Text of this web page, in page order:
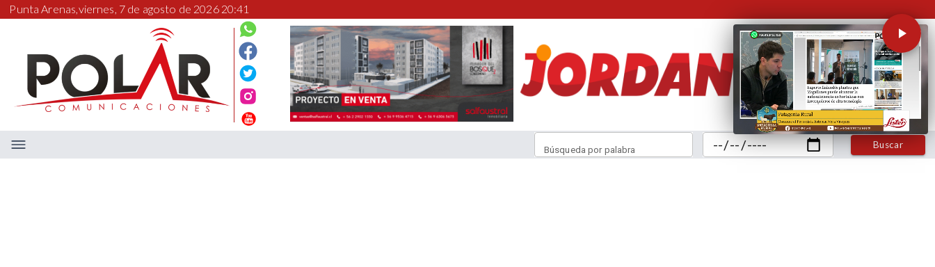
Punta Arenas,viernes, 7 de agosto de 2026 20:41
Buscar
Búsqueda por palabra